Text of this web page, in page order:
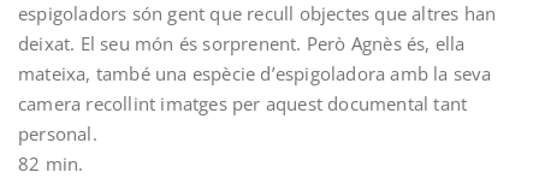
espigoladors són gent que recull objectes que altres han
deixat. El seu món és sorprenent. Però Agnès és, ella
mateixa, també una espècie d’espigoladora amb la seva
camera recollint imatges per aquest documental tant
personal.
82 min.